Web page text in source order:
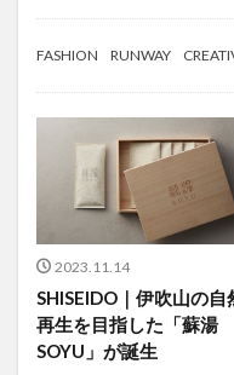
FASHION RUNWAY
2023.11.14
SHISEIDO｜伊吹山の自
再生を目指した「蘇湯
SOYU」が誕生